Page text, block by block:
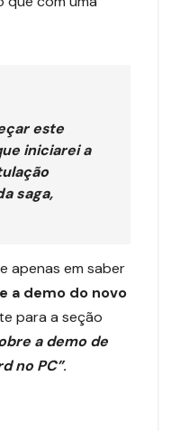
este
iniciarei a
saga,
apenas em saber
a demo do novo
para a seção
a demo de
no PC”.